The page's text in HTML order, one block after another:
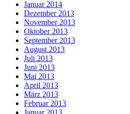
Januar 2014
Dezember 2013
November 2013
Oktober 2013
September 2013
August 2013
Juli 2013
Juni 2013
Mai 2013
April 2013
März 2013
Februar 2013
Januar 2013